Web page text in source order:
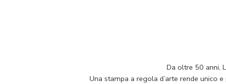
Da oltre 50 anni,
Una stampa a regola d’arte rende unico